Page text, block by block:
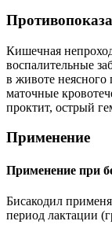
Кишечная
воспалительные
в животе неясного
маточные
проктит, острый
Применение
Применение при
Бисакодил
период лактации